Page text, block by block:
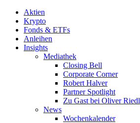
Aktien
Krypto
Fonds & ETFs
Anleihen
Insights
Mediathek
Closing Bell
Corporate Corner
Robert Halver
Partner Spotlight
Zu Gast bei Oliver Riedl
News
Wochenkalender